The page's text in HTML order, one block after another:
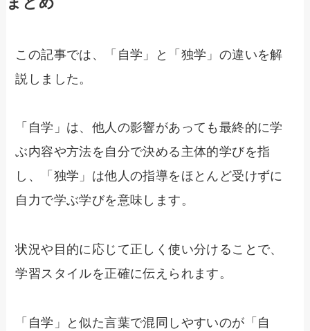
この記事では、「自学」と「独学」の違いを解
説しました。
「自学」は、他人の影響があっても最終的に学
ぶ内容や方法を自分で決める主体的学びを指
し、「独学」は他人の指導をほとんど受けずに
自力で学ぶ学びを意味します。
状況や目的に応じて正しく使い分けることで、
学習スタイルを正確に伝えられます。
「自学」と似た言葉で混同しやすいのが「自